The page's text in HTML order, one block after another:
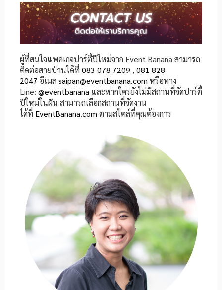
ผู้ที่สนใจแพคเกจปาร์ตี้ปีใหม่จาก Event Banana สามารถ
ติดต่อสายป่านได้ที่ 083 078 7209 , 081 828
2047 อีเมล saipan@eventbanana.com หรือทาง
Line: @eventbanana และหากใครยังไม่มีสถานที่จัดปาร์ตี้
ปีใหม่ในฝัน สามารถเลือกสถานที่จัดงาน
ได้ที่ EventBanana.com ตามสไตล์ที่คุณต้องการ